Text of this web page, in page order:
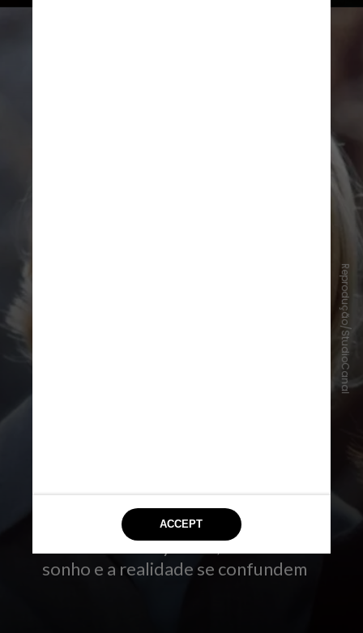
David Lynch, acompanha uma jovem
atriz que se envolve em uma trama
surreal em Hollywood, onde o
sonho e a realidade se confundem
Reprodução/StudioCanal